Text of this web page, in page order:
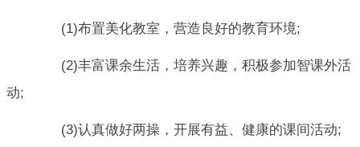
(1)布置美化教室，营造良好的教育环境;
(2)丰富课余生活，培养兴趣，积极参加智课外活
动;
(3)认真做好两操，开展有益、健康的课间活动;